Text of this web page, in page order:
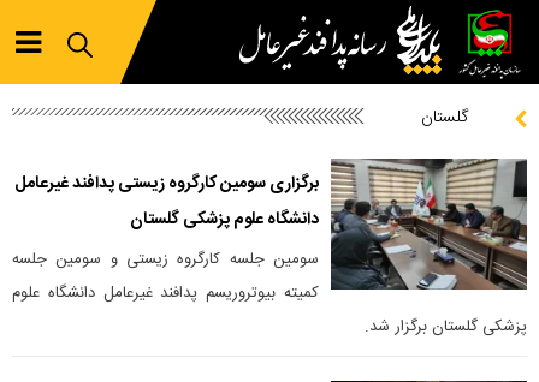
گلستان
برگزاری سومین کارگروه زیستی پدافند غیرعامل
دانشگاه علوم پزشکی گلستان
سومین جلسه کارگروه زیستی و سومین جلسه
کمیته بیوتروریسم پدافند غیرعامل دانشگاه علوم
پزشکی گلستان برگزار شد.